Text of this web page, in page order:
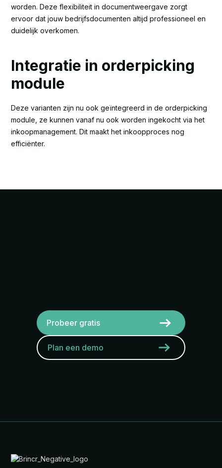
worden. Deze flexibiliteit in documentweergave zorgt
ervoor dat jouw bedrijfsdocumenten altijd professioneel en
duidelijk overkomen.
Integratie in orderpicking
module
Deze varianten zijn nu ook geïntegreerd in de orderpicking
module, ze kunnen vanaf nu ook worden ingekocht via het
inkoopmanagement. Dit maakt het inkoopproces nog
efficiënter.
Probeer gratis
Plan een demo